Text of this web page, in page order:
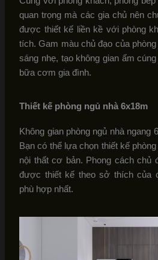
quan trọng mà các gia chủ nên
được thiết kế liền kề với phòng
tích. Gam màu chủ đạo của
sáng nhẹ, tạo không gian ấm
bữa cơm gia đình.
Thiết kế phòng ngủ nhà 6x18m
Không gian phòng ngủ nhà ngang
Bạn có thể lựa chọn thiết kế
nội thất cơ bản. Phong cách chủ
được thiết kế theo sở thích của
phù hợp nhất.